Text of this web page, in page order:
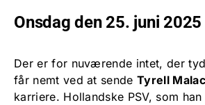
Onsdag den 25. juni 2025
Der er for nuværende intet, der
får nemt ved at sendeTyrell
karriere. Hollandske PSV, som